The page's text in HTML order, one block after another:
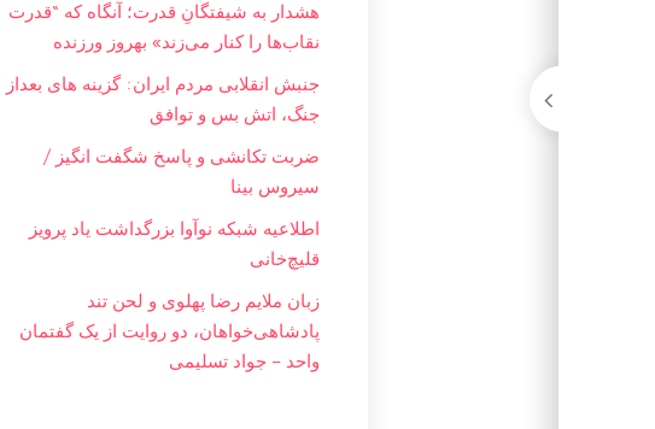
هشدار به شیفتگانِ قدرت؛ آنگاه که “قدرت
نقاب‌ها را کنار می‌زند» بهروز ورزنده
جنبش انقلابی مردم ایران: گزینه های بعداز
جنگ، اتش بس و توافق
ضربت تکانشی و پاسخ شگفت انگیز /
سیروس بینا
اطلاعیه شبکه نوآوا بزرگداشت یاد پرویز
قلیچ‌خانی
زبان ملایم‌ رضا پهلوی و لحن تند
پادشاهی‌خواهان، دو روایت از یک گفتمان
واحد – جواد تسليمی